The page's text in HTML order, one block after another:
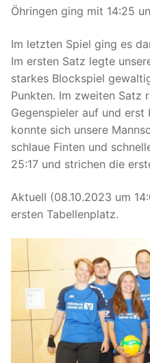
Öhringen ging mit 14:25
Im letzten Spiel ging es
Im ersten Satz legte
starkes Blockspiel
Punkten. Im zweiten Satz
Gegenspieler auf und
konnte sich unsere
schlaue Finten und
25:17 und strichen die
Aktuell (08.10.2023 um
ersten Tabellenplatz.